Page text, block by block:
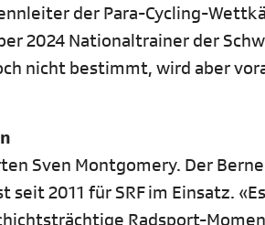
der Para-Cycling-
2024 Nationaltrainer der
nicht bestimmt, wird aber
Sven Montgomery. Der
2011 für SRF im Einsatz.
Radsport-